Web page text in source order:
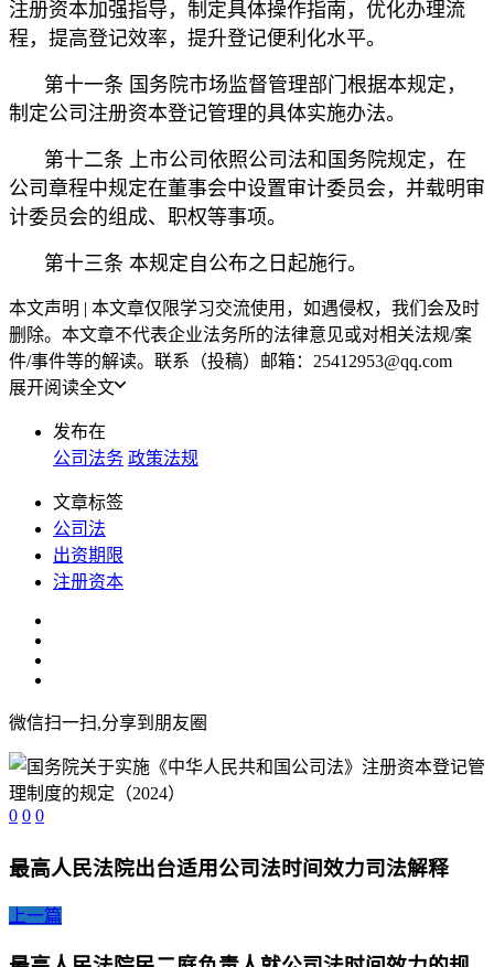
注册资本加强指导，制定具体操作指南，优化办理流
程，提高登记效率，提升登记便利化水平。
第十一条 国务院市场监督管理部门根据本规定，
制定公司注册资本登记管理的具体实施办法。
第十二条 上市公司依照公司法和国务院规定，在
公司章程中规定在董事会中设置审计委员会，并载明审
计委员会的组成、职权等事项。
第十三条 本规定自公布之日起施行。
本文声明 | 本文章仅限学习交流使用，如遇侵权，我们会及时
删除。本文章不代表企业法务所的法律意见或对相关法规/案
件/事件等的解读。联系（投稿）邮箱：25412953@qq.com
展开阅读全文
发布在
公司法务 政策法规
文章标签
公司法
出资期限
注册资本
微信扫一扫,分享到朋友圈
0 0 0
最高人民法院出台适用公司法时间效力司法解释
上一篇